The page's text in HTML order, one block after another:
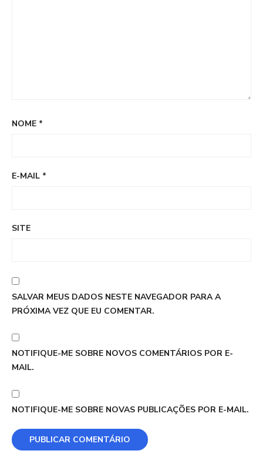
NOME *
E-MAIL *
SITE
SALVAR MEUS DADOS NESTE NAVEGADOR PARA A
PRÓXIMA VEZ QUE EU COMENTAR.
NOTIFIQUE-ME SOBRE NOVOS COMENTÁRIOS POR E-
MAIL.
NOTIFIQUE-ME SOBRE NOVAS PUBLICAÇÕES POR E-MAIL.